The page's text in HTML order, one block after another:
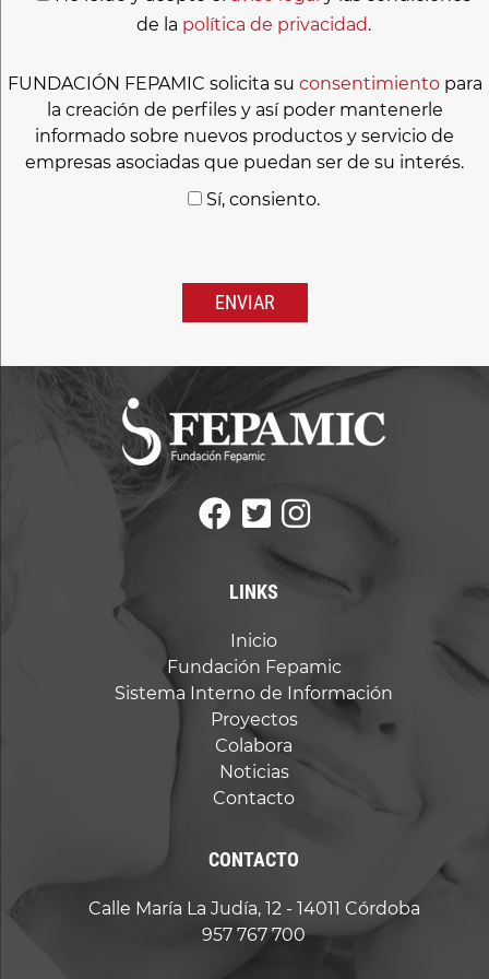
de la política de privacidad.
FUNDACIÓN FEPAMIC solicita su consentimientopara
la creación de perfiles y así poder mantenerle
informado sobre nuevos productos y servicio de
empresas asociadas que puedan ser de su interés.
Sí, consiento.
favor,
deja
campo
vacío.
LINKS
Inicio
Fundación Fepamic
Sistema Interno de Información
Proyectos
Colabora
Noticias
Contacto
CONTACTO
Calle María La Judía, 12 - 14011 Córdoba
957 767 700